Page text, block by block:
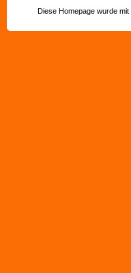
Diese Homepage wurde mit